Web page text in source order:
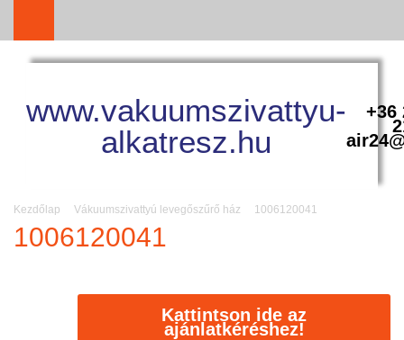
www.vakuumszivattyu-
alkatresz.hu
+36
Kezdőlap Vákuumszivattyú levegőszűrő ház 1006120041
1006120041
Kattintson ide az
ajánlatkéréshez!